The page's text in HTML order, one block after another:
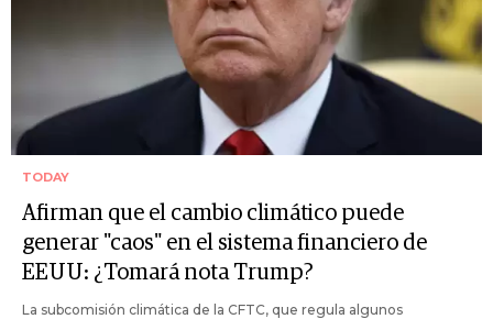
TODAY
Afirman que el cambio climático puede
generar "caos" en el sistema financiero de
EEUU: ¿Tomará nota Trump?
La subcomisión climática de la CFTC, que regula algunos